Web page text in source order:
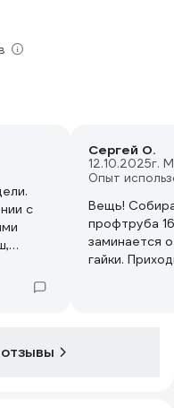
с
Сергей О.
12.10.2025г.
Опыт
Вещь!
профтруба
заминается
гайки.